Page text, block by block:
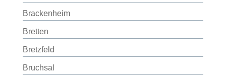
Brackenheim
Bretten
Bretzfeld
Bruchsal